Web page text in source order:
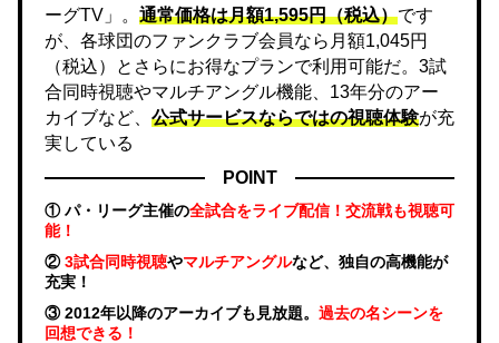
ーグTV」。 通常価格は月額1,595円（税込）です
が、各球団のファンクラブ会員なら月額1,045円
（税込）とさらにお得なプランで利用可能だ。3試
合同時視聴やマルチアングル機能、13年分のアー
カイブなど、 公式サービスならではの視聴体験が充
実している
POINT
① パ・リーグ主催の全試合をライブ配信！交流戦も視聴可
能！
②3試合同時視聴やマルチアングルなど、独自の高機能が
充実！
③ 2012年以降のアーカイブも見放題。 過去の名シーンを
回想できる！